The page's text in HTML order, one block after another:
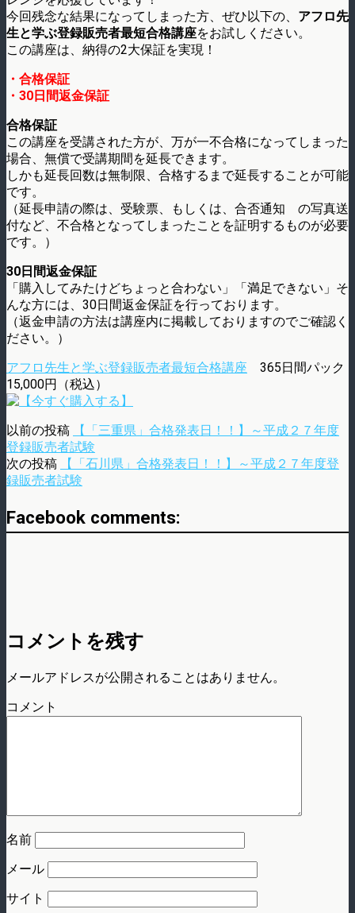
今回残念な結果になってしまった方、ぜひ以下の、 アフロ先
生と学ぶ登録販売者最短合格講座をお試しください。
この講座は、納得の2大保証を実現！
・合格保証
・30日間返金保証
合格保証
この講座を受講された方が、万が一不合格になってしまった
場合、無償で受講期間を延長できます。
しかも延長回数は無制限、合格するまで延長することが可能
です。
（延長申請の際は、受験票、もしくは、合否通知 の写真送
付など、不合格となってしまったことを証明するものが必要
です。）
30日間返金保証
「購入してみたけどちょっと合わない」「満足できない」そ
んな方には、30日間返金保証を行っております。
（返金申請の方法は講座内に掲載しておりますのでご確認く
ださい。）
アフロ先生と学ぶ登録販売者最短合格講座 365日間パック
15,000円（税込）
以前の投稿
【「三重県」合格発表日！！】～平成２７年度
登録販売者試験
次の投稿
【「石川県」合格発表日！！】～平成２７年度登
録販売者試験
Facebook comments:
コメントを残す
メールアドレスが公開されることはありません。
コメント
名前
メール
サイト